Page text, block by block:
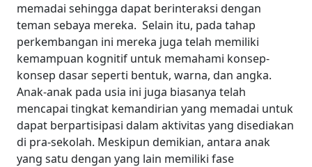
memadai sehingga dapat berinteraksi dengan
teman sebaya mereka. Selain itu, pada tahap
perkembangan ini mereka juga telah memiliki
kemampuan kognitif untuk memahami konsep-
konsep dasar seperti bentuk, warna, dan angka.
Anak-anak pada usia ini juga biasanya telah
mencapai tingkat kemandirian yang memadai untuk
dapat berpartisipasi dalam aktivitas yang disediakan
di pra-sekolah. Meskipun demikian, antara anak
yang satu dengan yang lain memiliki fase